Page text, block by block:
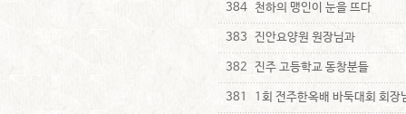
384 천하의 맹인이 눈을 뜨다
383 진안요양원 원장님과
382 진주 고등학교 동창분들
381 1회 전주한옥배 바둑대회 회장